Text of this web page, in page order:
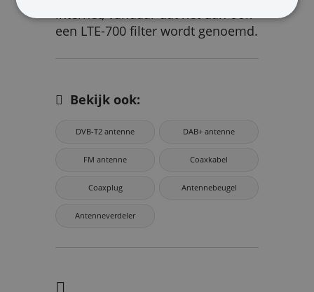
een LTE-700 filter wordt genoemd.
Bekijk ook:
DVB-T2 antenne DAB+ antenne
FM antenne Coaxkabel
Coaxplug Antennebeugel
Antenneverdeler